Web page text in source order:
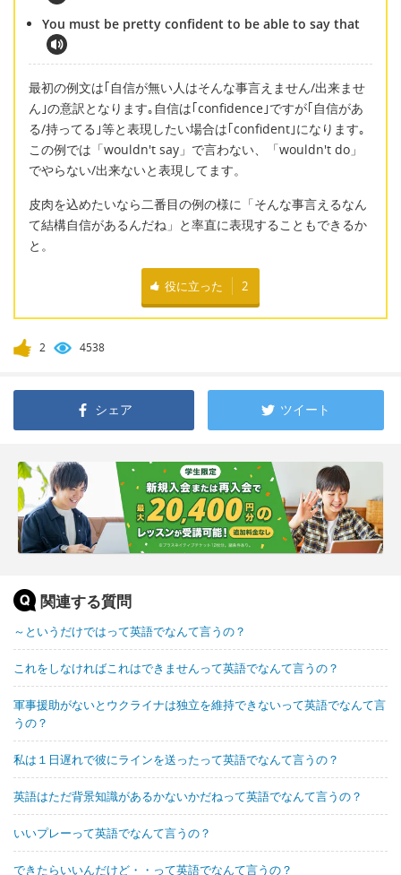
You must be pretty confident to be able to say that
最初の例文は｢自信が無い人はそんな事言えません/出来ませ
ん｣の意訳となります｡自信は｢confidence｣ですが｢自信があ
る/持ってる｣等と表現したい場合は｢confident｣になります｡
この例では「wouldn't say」で言わない、「wouldn't do」
でやらない/出来ないと表現してます。
皮肉を込めたいなら二番目の例の様に「そんな事言えるなん
て結構自信があるんだね」と率直に表現することもできるか
と。
役に立った 2
2 4538
シェア ツイート
関連する質問
～というだけではって英語でなんて言うの？
これをしなければこれはできませんって英語でなんて言うの？
軍事援助がないとウクライナは独立を維持できないって英語でなんて言
うの？
私は１日遅れで彼にラインを送ったって英語でなんて言うの？
英語はただ背景知識があるかないかだねって英語でなんて言うの？
いいプレーって英語でなんて言うの？
できたらいいんだけど・・って英語でなんて言うの？